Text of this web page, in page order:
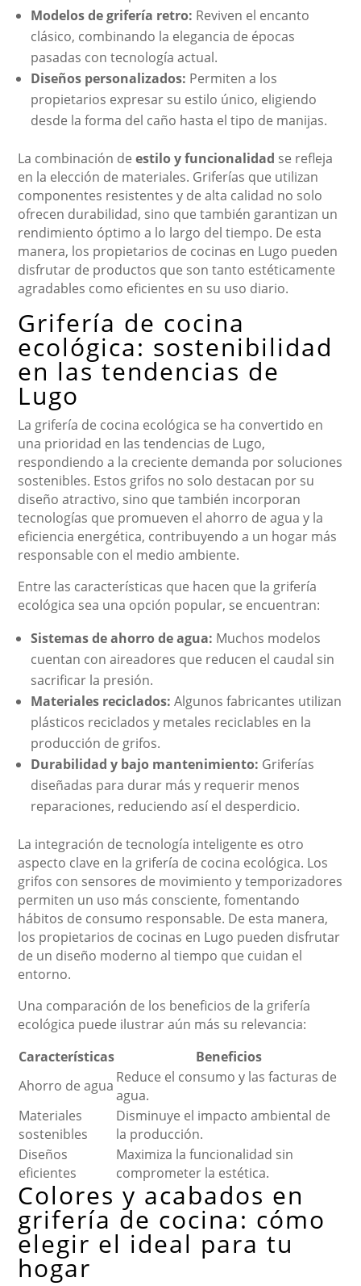
Modelos de grifería retro: Reviven el encanto
clásico, combinando la elegancia de épocas
pasadas con tecnología actual.
Diseños personalizados: Permiten a los
propietarios expresar su estilo único, eligiendo
desde la forma del caño hasta el tipo de manijas.
La combinación deestilo y funcionalidad se refleja
en la elección de materiales. Griferías que utilizan
componentes resistentes y de alta calidad no solo
ofrecen durabilidad, sino que también garantizan un
rendimiento óptimo a lo largo del tiempo. De esta
manera, los propietarios de cocinas en Lugo pueden
disfrutar de productos que son tanto estéticamente
agradables como eficientes en su uso diario.
Grifería de cocina
ecológica: sostenibilidad
en las tendencias de
Lugo
La grifería de cocina ecológica se ha convertido en
una prioridad en las tendencias de Lugo,
respondiendo a la creciente demanda por soluciones
sostenibles. Estos grifos no solo destacan por su
diseño atractivo, sino que también incorporan
tecnologías que promueven el ahorro de agua y la
eficiencia energética, contribuyendo a un hogar más
responsable con el medio ambiente.
Entre las características que hacen que la grifería
ecológica sea una opción popular, se encuentran:
Sistemas de ahorro de agua: Muchos modelos
cuentan con aireadores que reducen el caudal sin
sacrificar la presión.
Materiales reciclados: Algunos fabricantes utilizan
plásticos reciclados y metales reciclables en la
producción de grifos.
Durabilidad y bajo mantenimiento: Griferías
diseñadas para durar más y requerir menos
reparaciones, reduciendo así el desperdicio.
La integración de tecnología inteligente es otro
aspecto clave en la grifería de cocina ecológica. Los
grifos con sensores de movimiento y temporizadores
permiten un uso más consciente, fomentando
hábitos de consumo responsable. De esta manera,
los propietarios de cocinas en Lugo pueden disfrutar
de un diseño moderno al tiempo que cuidan el
entorno.
Una comparación de los beneficios de la grifería
ecológica puede ilustrar aún más su relevancia:
Características
Beneficios
Ahorro de agua Reduce el consumo y las facturas de
agua.
Materiales
sostenibles
Disminuye el impacto ambiental de
la producción.
Diseños
eficientes
Maximiza la funcionalidad sin
comprometer la estética.
Colores y acabados en
grifería de cocina: cómo
elegir el ideal para tu
hogar